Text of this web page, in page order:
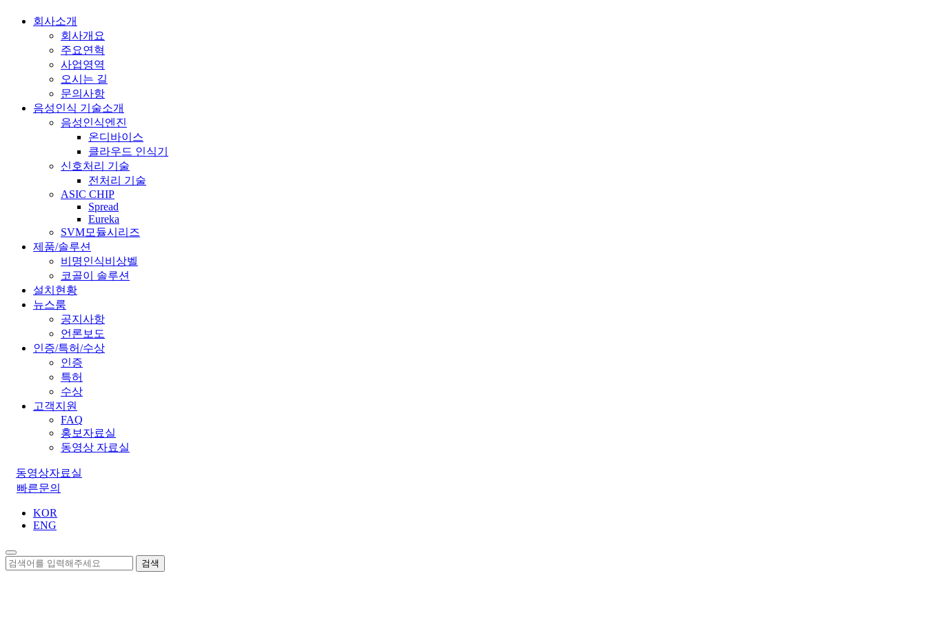
회사소개
회사개요
주요연혁
사업영역
오시는 길
문의사항
음성인식 기술소개
음성인식엔진
온디바이스
클라우드 인식기
신호처리 기술
전처리 기술
ASIC CHIP
Spread
Eureka
SVM모듈시리즈
제품/솔루션
비명인식비상벨
코골이 솔루션
설치현황
뉴스룸
공지사항
언론보도
인증/특허/수상
인증
특허
수상
고객지원
FAQ
홍보자료실
동영상 자료실
동영상자료실
빠른문의
KOR
ENG
검색